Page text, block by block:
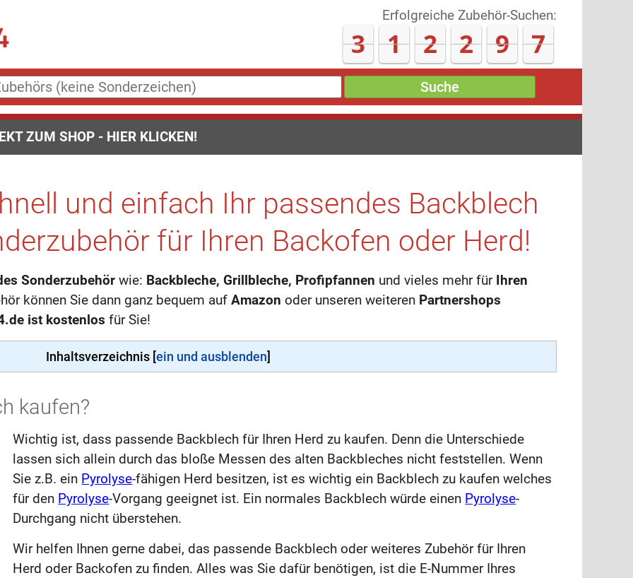
Erfolgreiche Zubehör-Suchen:
3 1 2 3 0 8
Suche
ZUM SHOP - HIER KLICKEN!
und einfach Ihr passendes Backblech
für Ihren Backofen oder Herd!
Sonderzubehör wie: Backbleche, Grillbleche, Profipfannen und vieles mehr für Ihren
können Sie dann ganz bequem auf Amazon oder unseren weiteren Partnershops
ist kostenlos für Sie!
Inhaltsverzeichnis [ein und ausblenden]
kaufen?
Wichtig ist, dass passende Backblech für Ihren Herd zu kaufen. Denn die Unterschiede
lassen sich allein durch das bloße Messen des alten Backbleches nicht feststellen. Wenn
Sie z.B. ein Pyrolyse-fähigen Herd besitzen, ist es wichtig ein Backblech zu kaufen welches
für den Pyrolyse-Vorgang geeignet ist. Ein normales Backblech würde einen Pyrolyse-
Durchgang nicht überstehen.
Wir helfen Ihnen gerne dabei, das passende Backblech oder weiteres Zubehör für Ihren
Herd oder Backofen zu finden. Alles was Sie dafür benötigen, ist die E-Nummer Ihres